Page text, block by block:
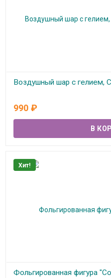
Воздушный шар с гелием,
990 ₽
Хит!
Фольгированная фигура